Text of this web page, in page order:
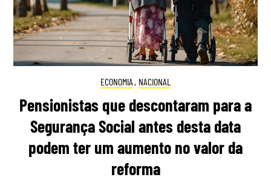
ECONOMIA , NACIONAL
Pensionistas que descontaram para a
Segurança Social antes desta data
podem ter um aumento no valor da
reforma